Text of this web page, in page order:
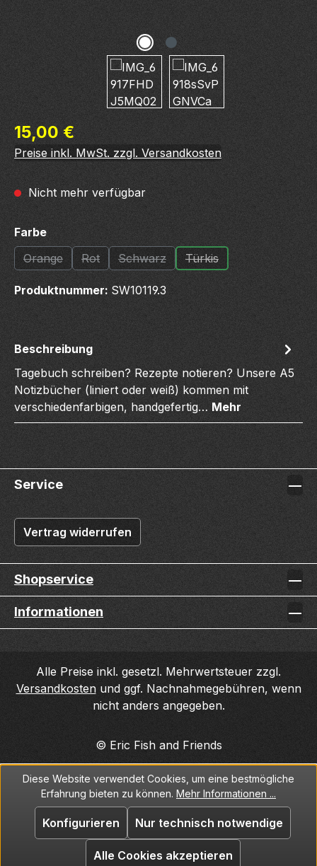
Regulärer Preis:
15,00 €
Preise inkl. MwSt. zzgl. Versandkosten
Nicht mehr verfügbar
Farbeauswählen
Orange
(Diese Option ist zurzeit nicht verfügbar.)
Rot
(Diese Option ist zurzeit nicht verfügbar.)
Schwarz
(Diese Option ist zurzeit nicht
Türkis
(Diese Option ist zurzeit
Produktnummer: SW10119.3
Beschreibung
Tagebuch schreiben? Rezepte notieren? Unsere A5
Notizbücher (liniert oder weiß) kommen mit
verschiedenfarbigen, handgefertig… Mehr
Service
Vertrag widerrufen
Shopservice
Informationen
Alle Preise inkl. gesetzl. Mehrwertsteuer zzgl.
Versandkostenund ggf. Nachnahmegebühren, wenn
nicht anders angegeben.
© Eric Fish and Friends
Diese Website verwendet Cookies, um eine bestmögliche
Erfahrung bieten zu können. Mehr Informationen ...
Nur technisch notwendige
Konfigurieren
Alle Cookies akzeptieren